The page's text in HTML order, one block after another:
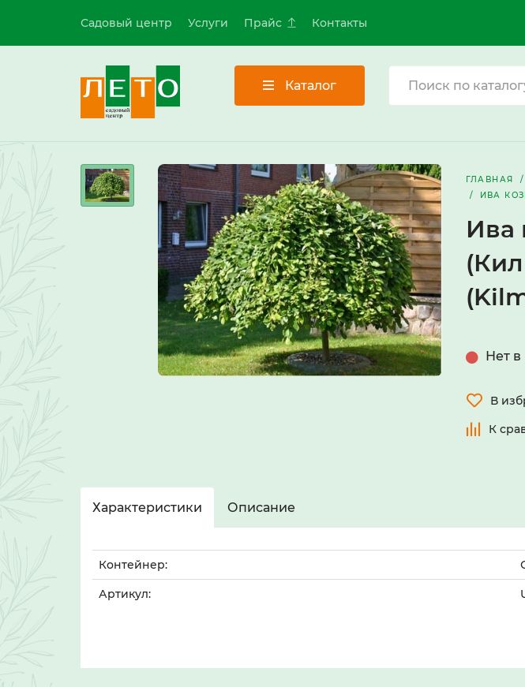
Садовый центр Услуги Прайс Контакты
Каталог
ГЛАВНАЯ
ИВА
Ива
Нет в
В
К
Характеристики Описание
Контейнер:
Артикул: